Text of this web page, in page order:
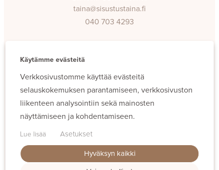
taina@sisustustaina.fi
040 703 4293
Käytämme evästeitä
Verkkosivustomme käyttää evästeitä
selauskokemuksen parantamiseen, verkkosivuston
liikenteen analysointiin sekä mainosten
näyttämiseen ja kohdentamiseen.
Lue lisää Asetukset
Hyväksyn kaikki